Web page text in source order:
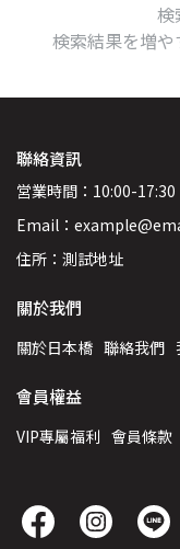
検
検索結果を増
聯絡資訊
営業時間：10:00-17:30
Email：
住所：測試地址
關於我們
關於日本橋 聯絡我們
會員權益
VIP專屬福利 會員條款